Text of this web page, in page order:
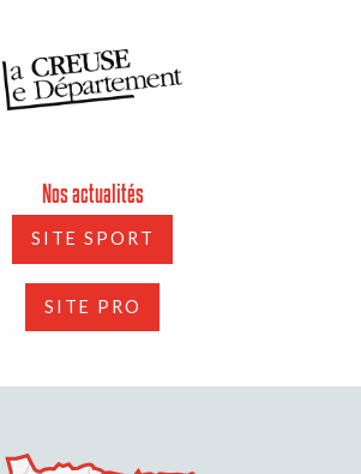
Nos actualités
SITE SPORT
SITE PRO